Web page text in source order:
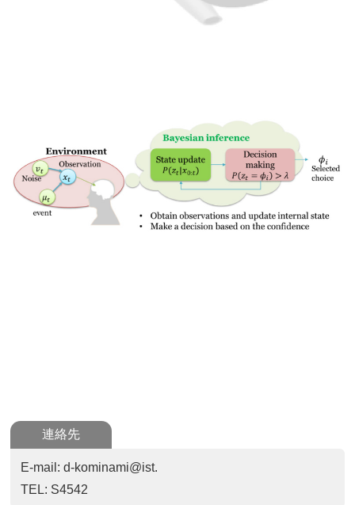
連絡先
E-mail: d-kominami@ist.
TEL: S4542